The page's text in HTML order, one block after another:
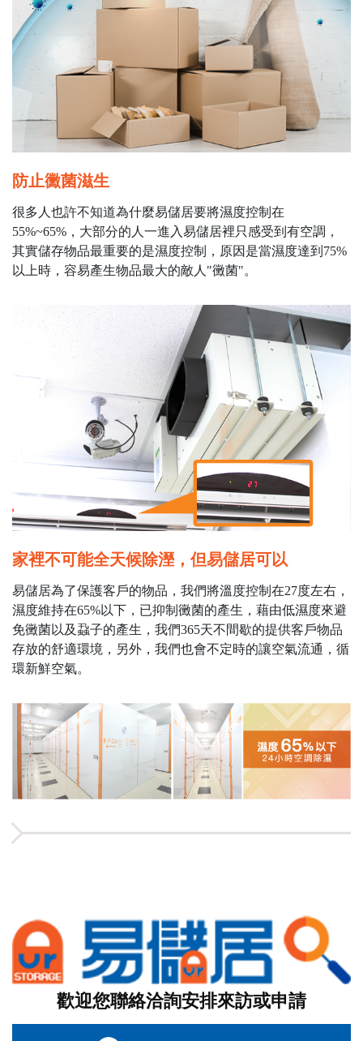
防止黴菌滋生
很多人也許不知道為什麼易儲居要將濕度控制在
55%~65%，大部分的人一進入易儲居裡只感受到有空調，
其實儲存物品最重要的是濕度控制，原因是當濕度達到75%
以上時，容易產生物品最大的敵人"黴菌"。
家裡不可能全天候除溼，但易儲居可以
易儲居為了保護客戶的物品，我們將溫度控制在27度左右，
濕度維持在65%以下，已抑制黴菌的產生，藉由低濕度來避
免黴菌以及蝨子的產生，我們365天不間歇的提供客戶物品
存放的舒適環境，另外，我們也會不定時的讓空氣流通，循
環新鮮空氣。
歡迎您聯絡洽詢安排來訪或申請